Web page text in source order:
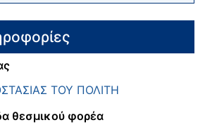
ΤΟΥ ΠΟΛΙΤΗ
θεσμικού φορέα